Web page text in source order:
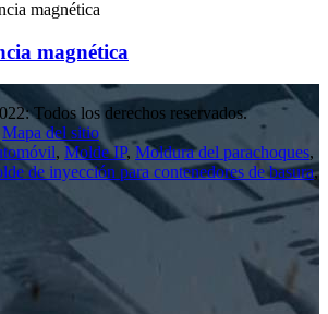
magnética
Todos los derechos reservados.
Mapa del sitio
, Molde IP, Moldura del parachoques,
de inyección para contenedores de basura,